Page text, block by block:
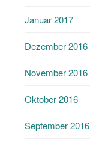
Januar 2017
Dezember 2016
November 2016
Oktober 2016
September 2016